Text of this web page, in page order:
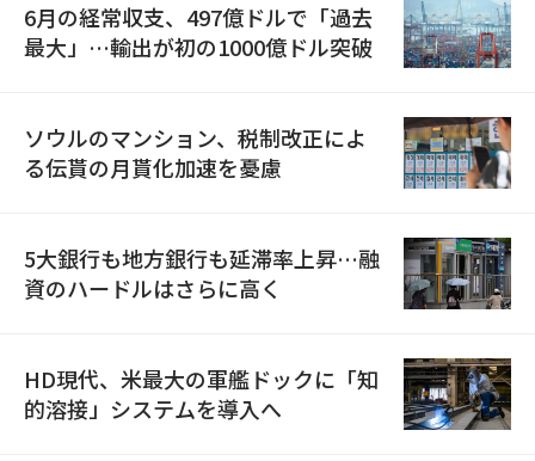
6月の経常収支、497億ドルで「過去
最大」…輸出が初の1000億ドル突破
ソウルのマンション、税制改正によ
る伝貰の月貰化加速を憂慮
5大銀行も地方銀行も延滞率上昇…融
資のハードルはさらに高く
HD現代、米最大の軍艦ドックに「知
的溶接」システムを導入へ